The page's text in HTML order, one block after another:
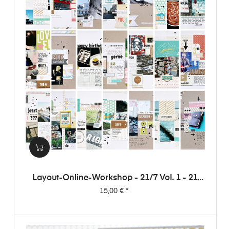
Layout-Online-Workshop - 21/7 Vol. 1 - 21
Layouts Aus 7 Papieren (von Dani)
Preis
15,00 €*